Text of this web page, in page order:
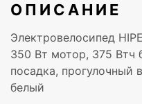
ОПИСАНИЕ
Электровелосипед
350 Вт мотор, 375 Втч
посадка, прогулочный
белый